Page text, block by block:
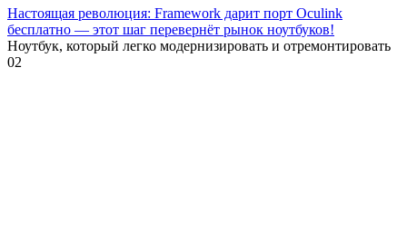
Настоящая революция: Framework дарит порт Oculink
бесплатно — этот шаг перевернёт рынок ноутбуков!
Ноутбук, который легко модернизировать и отремонтировать
02